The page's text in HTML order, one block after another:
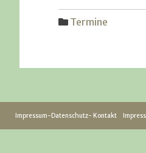
Termine
Impressum-Datenschutz- Kontakt